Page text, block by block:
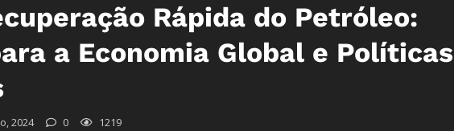
Rápida do Petróleo:
a Economia Global e Políticas
2024 0 1219